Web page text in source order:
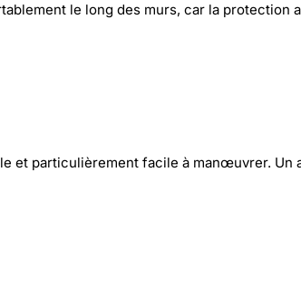
le long des murs, car la protection
et particulièrement facile à manœuvrer. Un